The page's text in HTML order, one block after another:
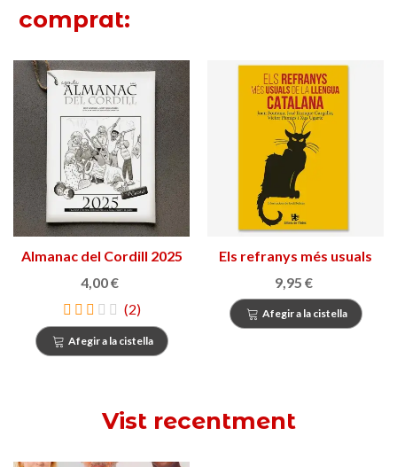
comprat:
Almanac del Cordill 2025
4,00 €
(2)
Afegir a la cistella
Els refranys més usuals
de la llengua catalana
9,95 €
Afegir a la cistella
Vist recentment